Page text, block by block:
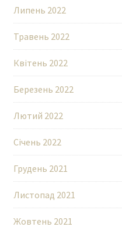
Липень 2022
Травень 2022
Квітень 2022
Березень 2022
Лютий 2022
Січень 2022
Грудень 2021
Листопад 2021
Жовтень 2021